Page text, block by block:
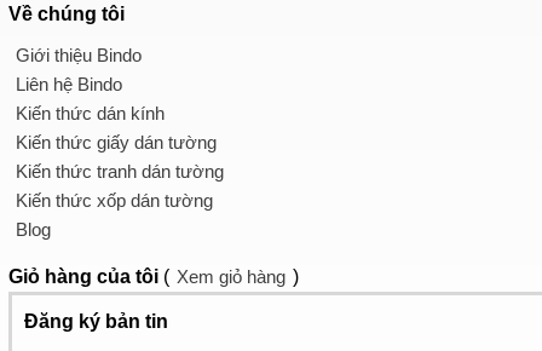
Về chúng tôi
Giới thiệu Bindo
Liên hệ Bindo
Kiến thức dán kính
Kiến thức giấy dán tường
Kiến thức tranh dán tường
Kiến thức xốp dán tường
Blog
Giỏ hàng của tôi ( Xem giỏ hàng )
Đăng ký bản tin